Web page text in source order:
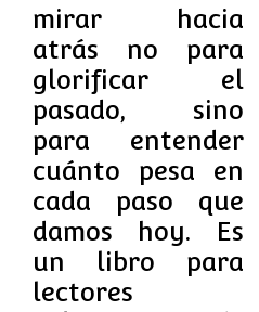
mirar hacia
atrás no para
glorificar el
pasado, sino
para entender
cuánto pesa en
cada paso que
damos hoy. Es
un libro para
lectores